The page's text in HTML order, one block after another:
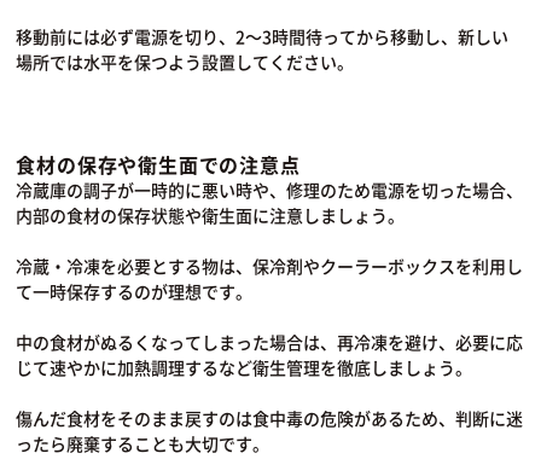
移動前には必ず電源を切り、2〜3時間待ってから移動し、新しい
場所では水平を保つよう設置してください。
食材の保存や衛生面での注意点
冷蔵庫の調子が一時的に悪い時や、修理のため電源を切った場合、
内部の食材の保存状態や衛生面に注意しましょう。
冷蔵・冷凍を必要とする物は、保冷剤やクーラーボックスを利用し
て一時保存するのが理想です。
中の食材がぬるくなってしまった場合は、再冷凍を避け、必要に応
じて速やかに加熱調理するなど衛生管理を徹底しましょう。
傷んだ食材をそのまま戻すのは食中毒の危険があるため、判断に迷
ったら廃棄することも大切です。